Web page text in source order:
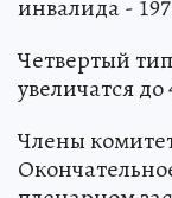
инвалида -
Четвертый
увеличатся до
Члены